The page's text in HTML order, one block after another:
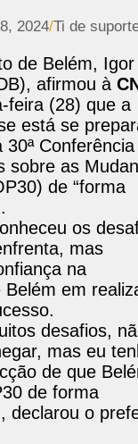
2024/Ti de
de Belém, Igor
afirmou à
feira (28) que a
está se
30ª
sobre as
de “forma
os
mas
na
Belém em
desafios,
mas eu
de que
de forma
declarou o